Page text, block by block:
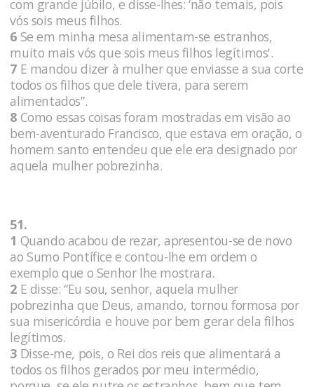
com grande júbilo, e disse-lhes: ‘não temais, pois
vós sois meus filhos.
6 Se em minha mesa alimentam-se estranhos,
muito mais vós que sois meus filhos legítimos'.
7 E mandou dizer à mulher que enviasse a sua corte
todos os filhos que dele tivera, para serem
alimentados”.
8 Como essas coisas foram mostradas em visão ao
bem-aventurado Francisco, que estava em oração, o
homem santo entendeu que ele era designado por
aquela mulher pobrezinha.
51.
1 Quando acabou de rezar, apresentou-se de novo
ao Sumo Pontífice e contou-lhe em ordem o
exemplo que o Senhor lhe mostrara.
2 E disse: “Eu sou, senhor, aquela mulher
pobrezinha que Deus, amando, tornou formosa por
sua misericórdia e houve por bem gerar dela filhos
legítimos.
3 Disse-me, pois, o Rei dos reis que alimentará a
todos os filhos gerados por meu intermédio,